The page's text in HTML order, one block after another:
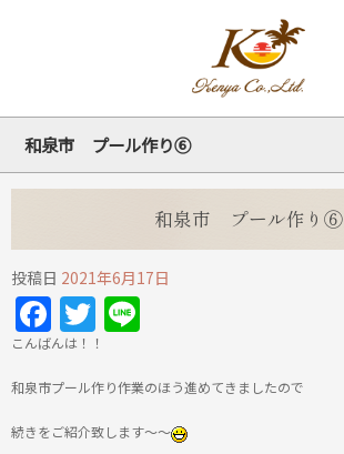
和泉市 プール作り⑥
和泉市 プール作り⑥
投稿日 2021年6月17日
Facebook
Twitter
こんばんは！！
和泉市プール作り作業のほう進めてきましたので
続きをご紹介致します～～